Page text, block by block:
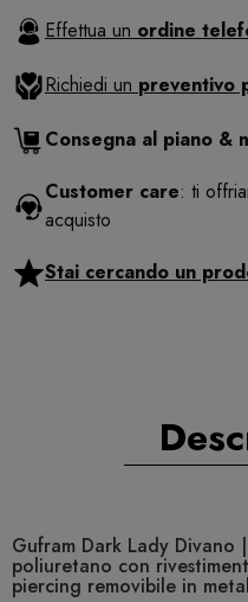
Effettua un ordine
Richiedi un preventivo
Consegna al piano &
Customer care: ti
acquisto
Stai cercando un
Gufram Dark Lady Divano
poliuretano con
piercing removibile in